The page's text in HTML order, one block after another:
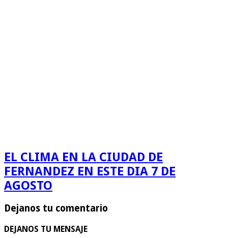
EL CLIMA EN LA CIUDAD DE
FERNANDEZ EN ESTE DIA 7 DE
AGOSTO
Dejanos tu comentario
DEJANOS TU MENSAJE